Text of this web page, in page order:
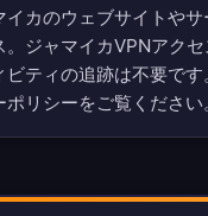
イカのウェブサイトや
。ジャマイカVPNアク
ビティの追跡は不要です
ポリシーをご覧ください